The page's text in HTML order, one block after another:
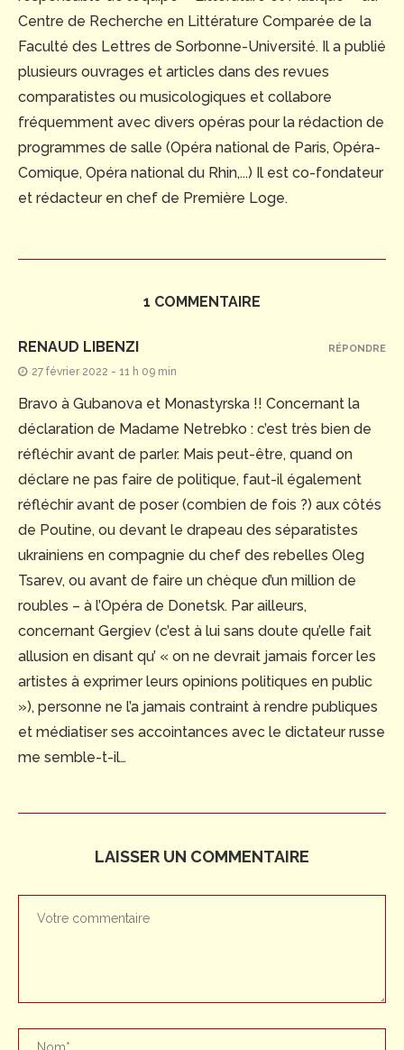
Centre de Recherche en Littérature Comparée de la
Faculté des Lettres de Sorbonne-Université. Il a publié
plusieurs ouvrages et articles dans des revues
comparatistes ou musicologiques et collabore
fréquemment avec divers opéras pour la rédaction de
programmes de salle (Opéra national de Paris, Opéra-
Comique, Opéra national du Rhin,...) Il est co-fondateur
et rédacteur en chef de Première Loge.
1 COMMENTAIRE
RENAUD LIBENZI
27 février 2022 - 11 h 09 min
Bravo à Gubanova et Monastyrska !! Concernant la
déclaration de Madame Netrebko : c’est très bien de
réfléchir avant de parler. Mais peut-être, quand on
déclare ne pas faire de politique, faut-il également
réfléchir avant de poser (combien de fois ?) aux côtés
de Poutine, ou devant le drapeau des séparatistes
ukrainiens en compagnie du chef des rebelles Oleg
Tsarev, ou avant de faire un chèque d’un million de
roubles – à l’Opéra de Donetsk. Par ailleurs,
concernant Gergiev (c’est à lui sans doute qu’elle fait
allusion en disant qu’ « on ne devrait jamais forcer les
artistes à exprimer leurs opinions politiques en public
»), personne ne l’a jamais contraint à rendre publiques
et médiatiser ses accointances avec le dictateur russe
me semble-t-il…
RÉPONDRE
LAISSER UN COMMENTAIRE